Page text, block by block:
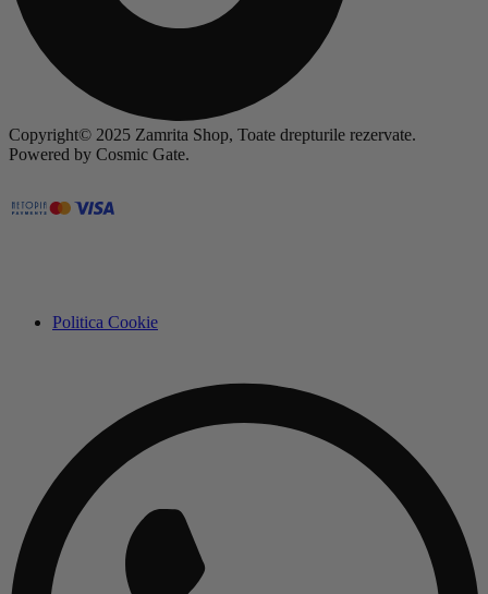
Copyright© 2025 Zamrita Shop, Toate drepturile rezervate.
Powered by Cosmic Gate.
Politica Cookie